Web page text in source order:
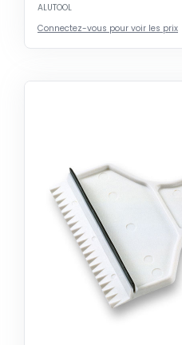
ALUTOOL
Connectez-vous pour voir les prix